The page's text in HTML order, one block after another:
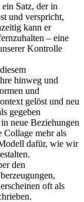
Satz, der in
und verspricht,
kann er
– eine
Kontrolle
hinweg und
und
gelöst und neu
gegeben
neue Beziehungen
Collage mehr als
dafür, wie wir
den
oft als